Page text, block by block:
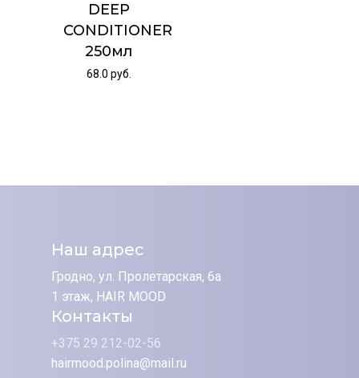
DEEP
CONDITIONER
250мл
68.0 руб.
Наш адрес
Гродно, ул. Пролетарская, 6а
1 этаж, HAIR MOOD
Контакты
+375 29 212-02-56
hairmood.polina@mail.ru